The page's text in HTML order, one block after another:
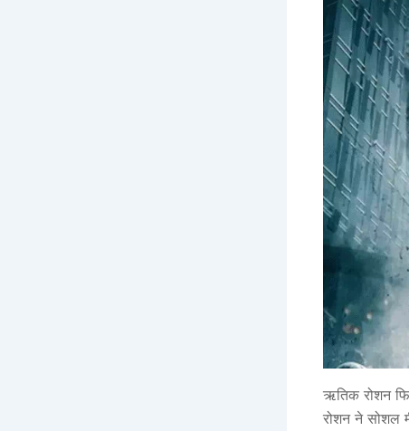
ऋतिक रोशन
रोशन ने सोशल